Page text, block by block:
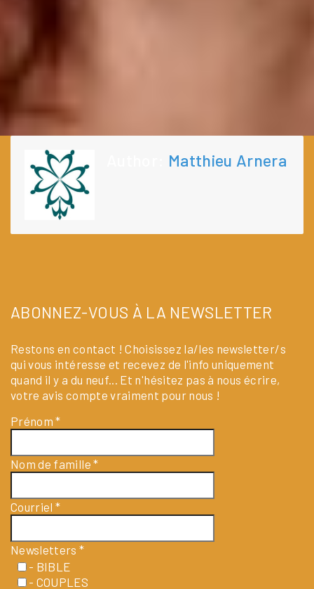
Matthieu Arnera
ABONNEZ-VOUS À LA NEWSLETTER
Restons en contact ! Choisissez la/les newsletter/s
qui vous intéresse et recevez de l'info uniquement
quand il y a du neuf... Et n'hésitez pas à nous écrire,
votre avis compte vraiment pour nous !
Prénom*
Nom de famille*
Courriel*
Newsletters*
- BIBLE
- COUPLES